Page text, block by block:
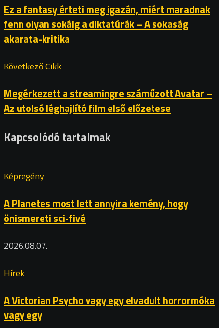
Ez a fantasy érteti meg igazán, miért maradnak
fenn olyan sokáig a diktatúrák – A sokaság
akarata-kritika
Következő Cikk
Megérkezett a streamingre száműzott Avatar –
Az utolsó léghajlító film első előzetese
Kapcsolódó tartalmak
Képregény
A Planetes most lett annyira kemény, hogy
önismereti sci-fivé
2026.08.07.
Hírek
A Victorian Psycho vagy egy elvadult horrormóka
vagy egy